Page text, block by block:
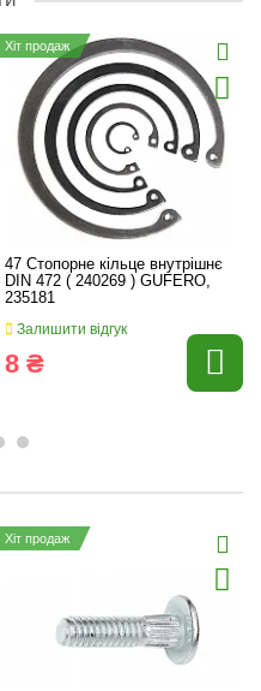
Хіт продаж
47 Стопорне кільце внутрішнє
DIN 472 ( 240269 ) GUFERO,
235181
Залишити відгук
8 ₴
Хіт продаж